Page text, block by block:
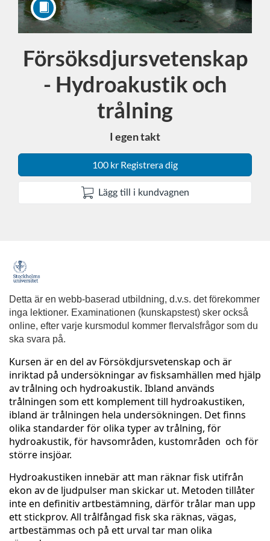
Försöksdjursvetenskap
- Hydroakustik och
trålning
I egen takt
100 kr Registrera dig
Lägg till i kundvagnen
F
u
l
l
s
t
ä
n
d
i
Detta är en webb-baserad utbildning, d.v.s. det förekommer
inga lektioner. Examinationen (kunskapstest) sker också
online, efter varje kursmodul kommer flervalsfrågor som du
ska svara på.
Kursen är en del av Försökdjursvetenskap och är
inriktad på undersökningar av fisksamhällen med hjälp
av trålning och hydroakustik. Ibland används
trålningen som ett komplement till hydroakustiken,
ibland är trålningen hela undersökningen. Det finns
olika standarder för olika typer av trålning, för
hydroakustik, för havsområden, kustområden och för
större insjöar.
Hydroakustiken innebär att man räknar fisk utifrån
ekon av de ljudpulser man skickar ut. Metoden tillåter
inte en definitiv artbestämning, därför trålar man upp
ett stickprov. All trålfångad fisk ska räknas, vägas,
artbestämmas och på ett urval tar man olika